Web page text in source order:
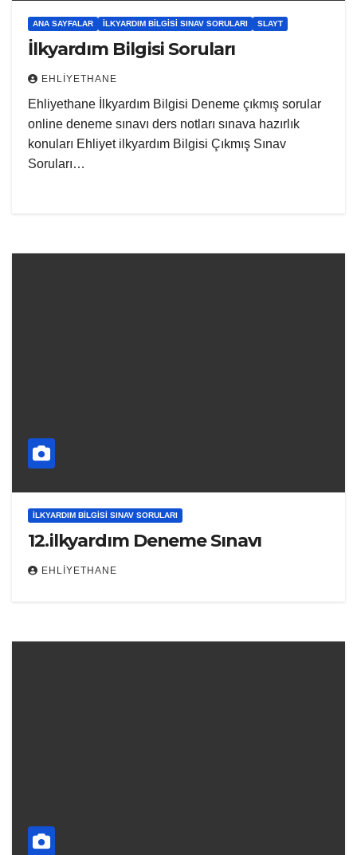
ANA SAYFALAR İLKYARDIM BILGISI SINAV SORULARI SLAYT
İlkyardım Bilgisi Soruları
EHLIYETHANE
Ehliyethane İlkyardım Bilgisi Deneme çıkmış sorular
online deneme sınavı ders notları sınava hazırlık
konuları Ehliyet ilkyardım Bilgisi Çıkmış Sınav
Soruları…
İLKYARDIM BILGISI SINAV SORULARI
12.ilkyardım Deneme Sınavı
EHLIYETHANE